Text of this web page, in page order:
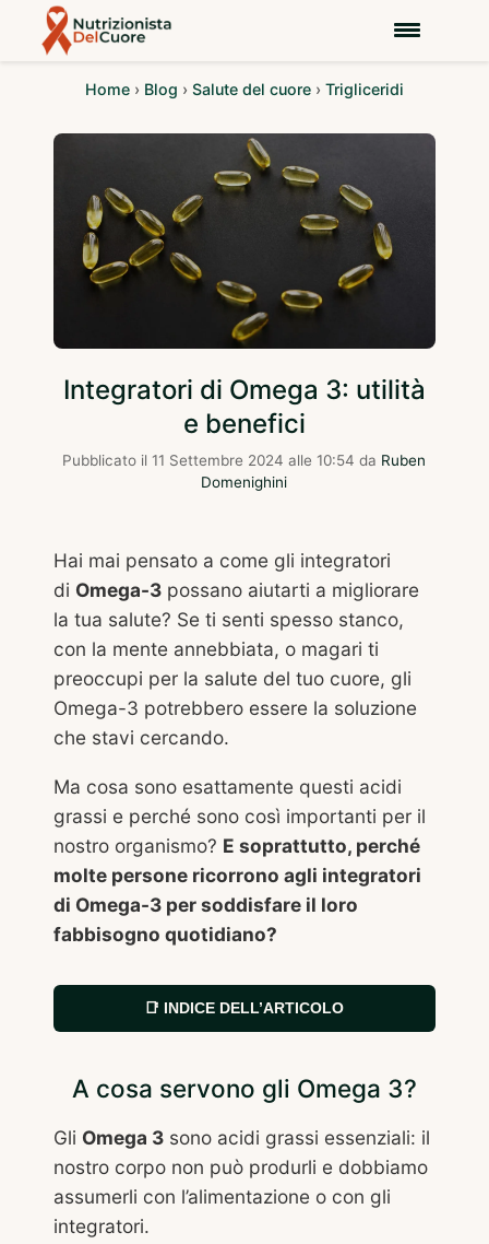
Home› Blog › Salute del cuore› Trigliceridi
Integratori di Omega 3: utilità
e benefici
Pubblicato il11 Settembre 2024 alle 10:54da Ruben
Domenighini
Hai mai pensato a come gli integratori
di Omega-3possano aiutarti a migliorare
la tua salute? Se ti senti spesso stanco,
con la mente annebbiata, o magari ti
preoccupi per la salute del tuo cuore, gli
Omega-3 potrebbero essere la soluzione
che stavi cercando.
Ma cosa sono esattamente questi acidi
grassi e perché sono così importanti per il
nostro organismo? E soprattutto, perché
molte persone ricorrono agli integratori
di Omega-3 per soddisfare il loro
fabbisogno quotidiano?
📑 INDICE DELL’ARTICOLO
A cosa servono gli Omega 3?
Gli Omega 3sono acidi grassi essenziali: il
nostro corpo non può produrli e dobbiamo
assumerli con l’alimentazione o con gli
integratori.